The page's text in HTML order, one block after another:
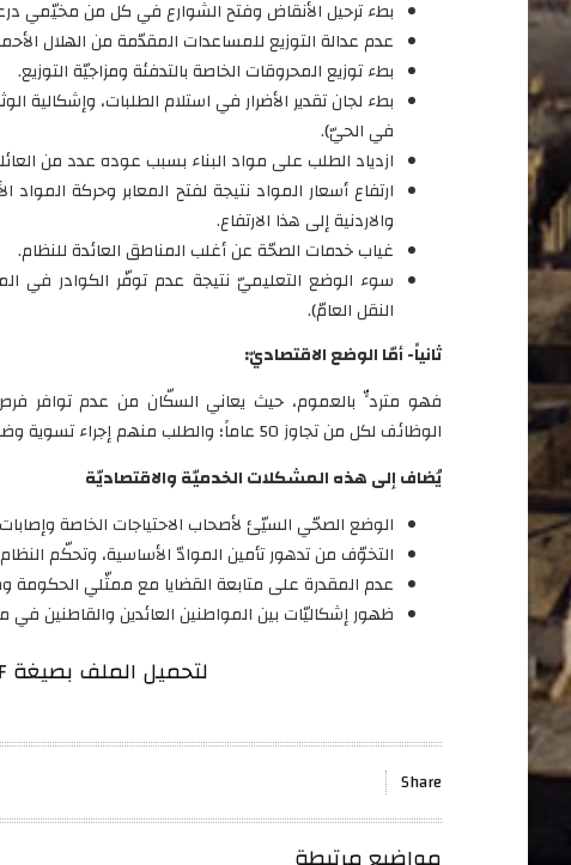
بطء ترحيل الأنقاض وفتح الشوارع في كل من مخيّمي
عدم عدالة التوزيع للمساعدات المقدّمة من الهلال
بطء توزيع المحروقات الخاصة بالتدفئة ومزاجيّة التوزيع.
بطء لجان تقدير الأضرار في استلام الطلبات، وإشكالية
في الحيّ).
ازدياد الطلب على مواد البناء بسبب عوده عدد من
ارتفاع أسعار المواد نتيجة لفتح المعابر وحركة
والاردنية إلى هذا الارتفاع.
غياب خدمات الصحّة عن أغلب المناطق العائدة للنظام.
سوء الوضع التعليميّ نتيجة عدم توفّر الكوادر في
النقل العامّ).
ثانياً- أمّا الوضع الاقتصاديّ:
فهو متردٍّ بالعموم، حيث يعاني السكّان من عدم توافر
الوظائف لكل من تجاوز 50 عاماً؛ والطلب منهم إجراء تسوية وضع لتحويلهم للتقاعد.
يُضاف إلى هذه المشكلات الخدميّة والاقتصاديّة
الوضع الصحّي السيّئ لأصحاب الاحتياجات الخاصة
التخوّف من تدهور تأمين الموادّ الأساسية، وتحكّم
عدم المقدرة على متابعة القضايا مع ممثّلي الحكومة
ظهور إشكاليّات بين المواطنين العائدين والقاطنين في
لتحميل الملف بصيغة PDF يرجى الضغط هنا
Share